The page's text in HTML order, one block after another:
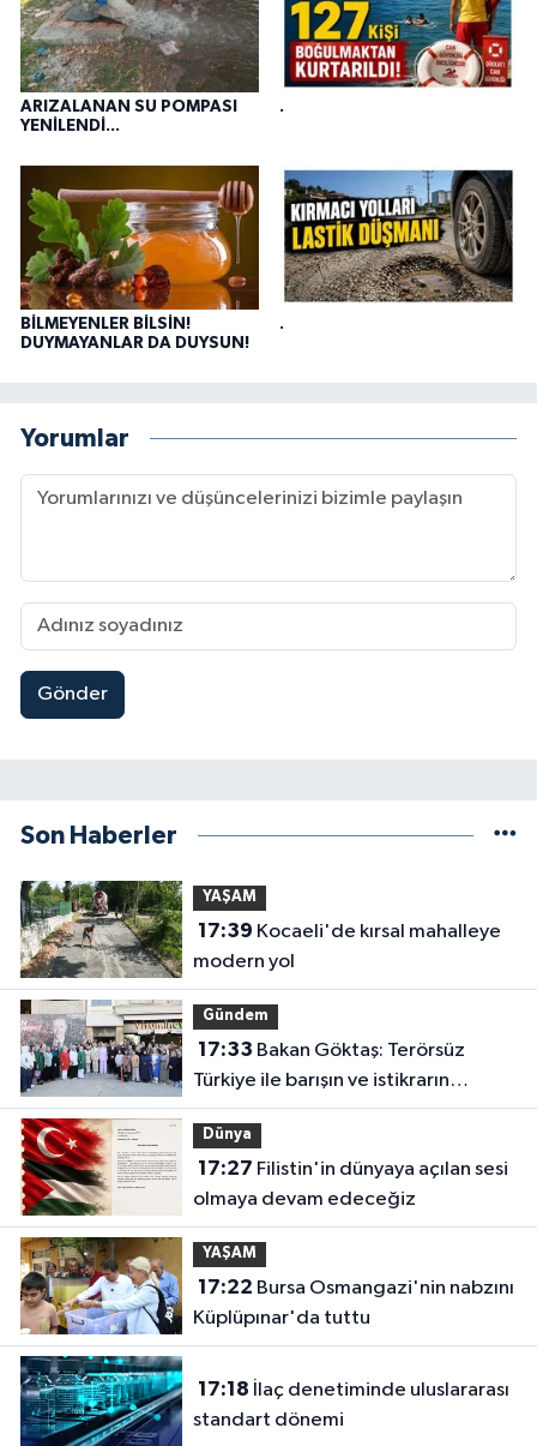
ARIZALANAN SU POMPASI
YENİLENDİ...
.
BİLMEYENLER BİLSİN!
DUYMAYANLAR DA DUYSUN!
.
Yorumlar
Gönder
Son Haberler
YAŞAM
17:39
modern yol
Gündem
17:33
Türkiye ile barışın ve istikrarın
güçlendiği gelecek hedefliyoruz
Dünya
17:27
olmaya devam edeceğiz
YAŞAM
17:22
Küplüpınar'da tuttu
17:18
standart dönemi